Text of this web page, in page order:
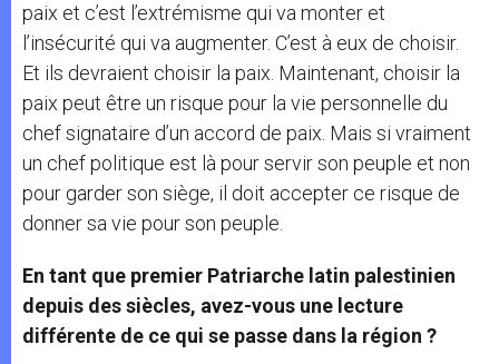
paix et c’est l’extrémisme qui va monter et
l’insécurité qui va augmenter. C’est à eux de choisir.
Et ils devraient choisir la paix. Maintenant, choisir la
paix peut être un risque pour la vie personnelle du
chef signataire d’un accord de paix. Mais si vraiment
un chef politique est là pour servir son peuple et non
pour garder son siège, il doit accepter ce risque de
donner sa vie pour son peuple.
En tant que premier Patriarche latin palestinien
depuis des siècles, avez-vous une lecture
différente de ce qui se passe dans la région ?